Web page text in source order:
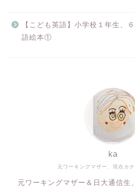
【こども英語】小学校１年生、
語絵本①
元ワーキングマザー、現在カ
ka
元ワーキングマザー＆日大通信生